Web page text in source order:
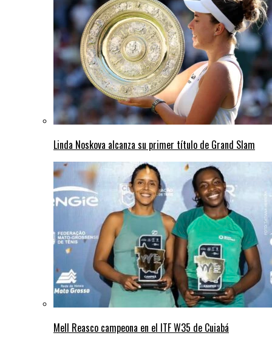
Linda Noskova alcanza su primer título de Grand Slam
Mell Reasco campeona en el ITF W35 de Cuiabá